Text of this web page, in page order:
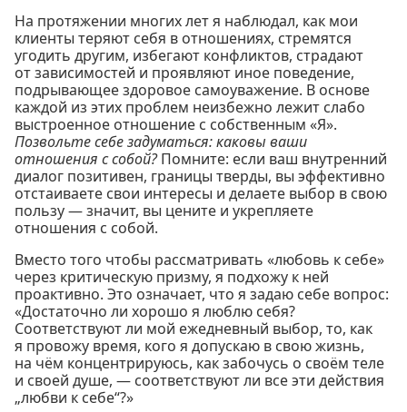
На протяжении многих лет я наблюдал, как мои
клиенты теряют себя в отношениях, стремятся
угодить другим, избегают конфликтов, страдают
от зависимостей и проявляют иное поведение,
подрывающее здоровое самоуважение. В основе
каждой из этих проблем неизбежно лежит слабо
выстроенное отношение с собственным «Я».
Позвольте себе задуматься: каковы ваши
отношения с собой?Помните: если ваш внутренний
диалог позитивен, границы тверды, вы эффективно
отстаиваете свои интересы и делаете выбор в свою
пользу — значит, вы цените и укрепляете
отношения с собой.
Вместо того чтобы рассматривать «любовь к себе»
через критическую призму, я подхожу к ней
проактивно. Это означает, что я задаю себе вопрос:
«Достаточно ли хорошо я люблю себя?
Соответствуют ли мой ежедневный выбор, то, как
я провожу время, кого я допускаю в свою жизнь,
на чём концентрируюсь, как забочусь о своём теле
и своей душе, — соответствуют ли все эти действия
„любви к себе“?»